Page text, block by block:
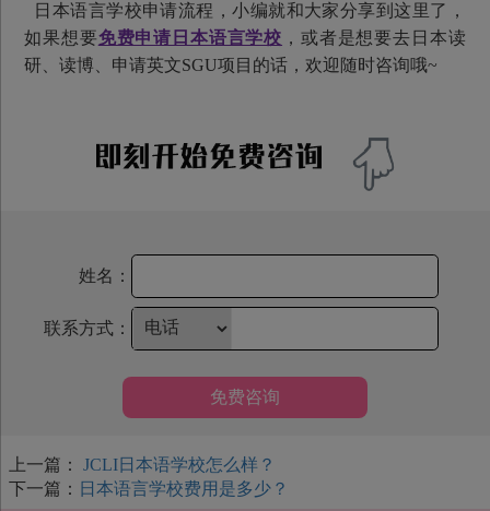
日本语言学校申请流程，小编就和大家分享到这里了，
如果想要免费申请日本语言学校 ，或者是想要去日本读
研、读博、申请英文SGU项目的话，欢迎随时咨询哦~
姓名：
联系方式：
免费咨询
上一篇：
JCLI日本语学校怎么样？
下一篇： 日本语言学校费用是多少？